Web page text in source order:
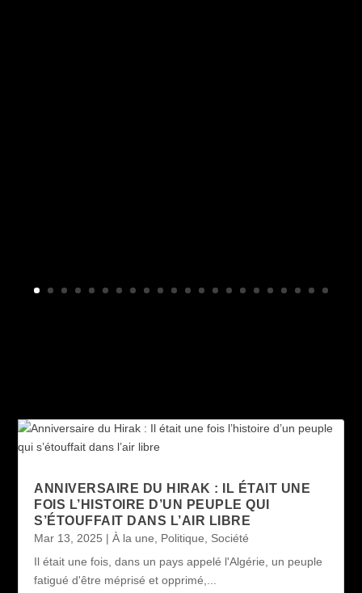
ANNIVERSAIRE DU HIRAK : IL ÉTAIT UNE
FOIS L’HISTOIRE D’UN PEUPLE QUI
S’ÉTOUFFAIT DANS L’AIR LIBRE
Mar 13, 2025 |À la une Politique
Société
Il était une fois, dans un pays appelé l'Algérie, un peuple
fatigué d'être méprisé et opprimé,...